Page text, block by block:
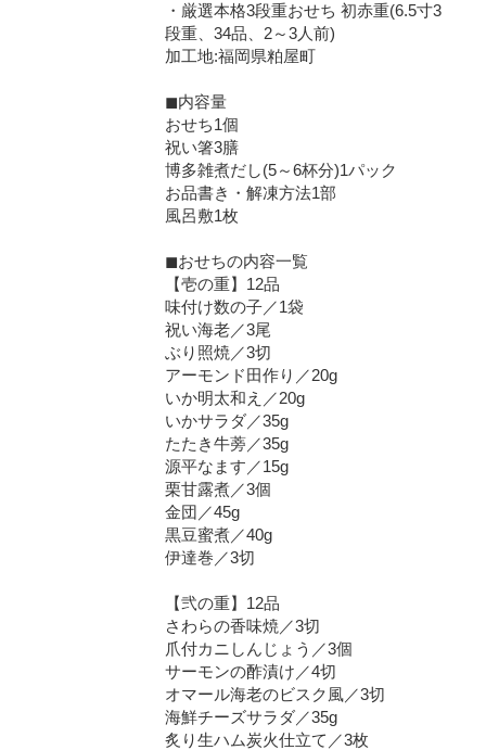
・厳選本格3段重おせち 初赤重(6.5寸3
段重、34品、2～3人前)
加工地:福岡県粕屋町
◼︎内容量
おせち1個
祝い箸3膳
博多雑煮だし(5～6杯分)1パック
お品書き・解凍方法1部
風呂敷1枚
◼︎おせちの内容一覧
【壱の重】12品
味付け数の子／1袋
祝い海老／3尾
ぶり照焼／3切
アーモンド田作り／20g
いか明太和え／20g
いかサラダ／35g
たたき牛蒡／35g
源平なます／15g
栗甘露煮／3個
金団／45g
黒豆蜜煮／40g
伊達巻／3切
【弐の重】12品
さわらの香味焼／3切
爪付カニしんじょう／3個
サーモンの酢漬け／4切
オマール海老のビスク風／3切
海鮮チーズサラダ／35g
炙り生ハム炭火仕立て／3枚